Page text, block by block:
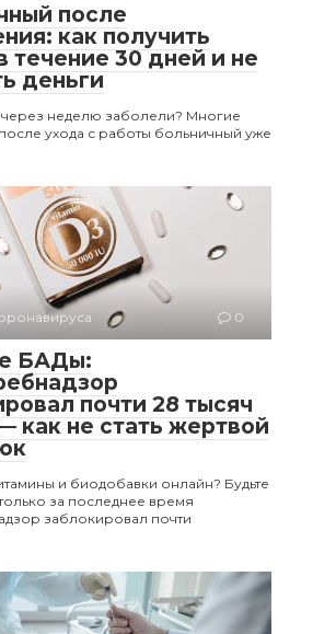
после
как получить
течение 30 дней и не
деньги
неделю заболели? Многие
после ухода с работы больничный уже
0
БАДы:
почти 28 тысяч
как не стать жертвой
и биодобавки онлайн? Будьте
за последнее время
заблокировал почти